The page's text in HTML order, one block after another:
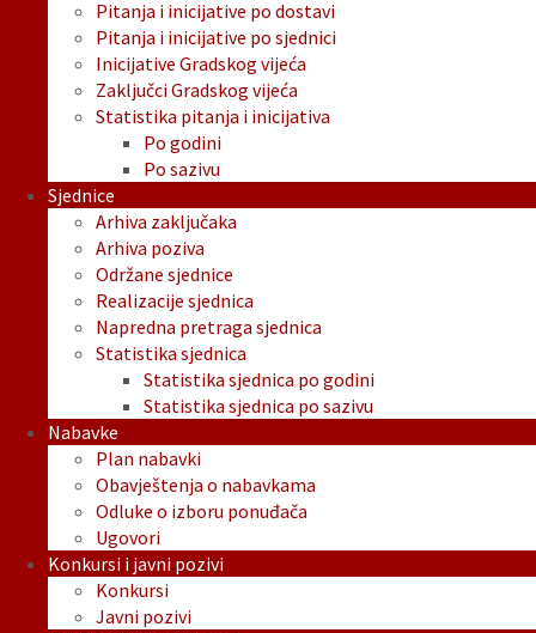
Pitanja i inicijative po dostavi
Pitanja i inicijative po sjednici
Inicijative Gradskog vijeća
Zaključci Gradskog vijeća
Statistika pitanja i inicijativa
Po godini
Po sazivu
Sjednice
Arhiva zaključaka
Arhiva poziva
Održane sjednice
Realizacije sjednica
Napredna pretraga sjednica
Statistika sjednica
Statistika sjednica po godini
Statistika sjednica po sazivu
Nabavke
Plan nabavki
Obavještenja o nabavkama
Odluke o izboru ponuđača
Ugovori
Konkursi i javni pozivi
Konkursi
Javni pozivi